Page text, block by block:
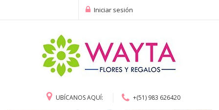
Iniciar sesión
UBÍCANOS AQUÍ: +(51) 983 626420